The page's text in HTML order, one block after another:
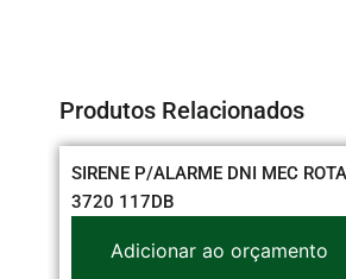
Produtos Relacionados
SIRENE P/ALARME DNI MEC
3720 117DB
Adicionar ao orçamento